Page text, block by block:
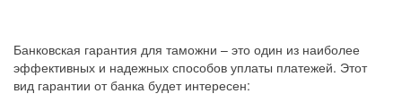
Банковская гарантия для таможни – это один из наиболее
эффективных и надежных способов уплаты платежей. Этот
вид гарантии от банка будет интересен: